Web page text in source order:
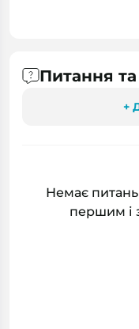
Питання та
+
Немає
першим і